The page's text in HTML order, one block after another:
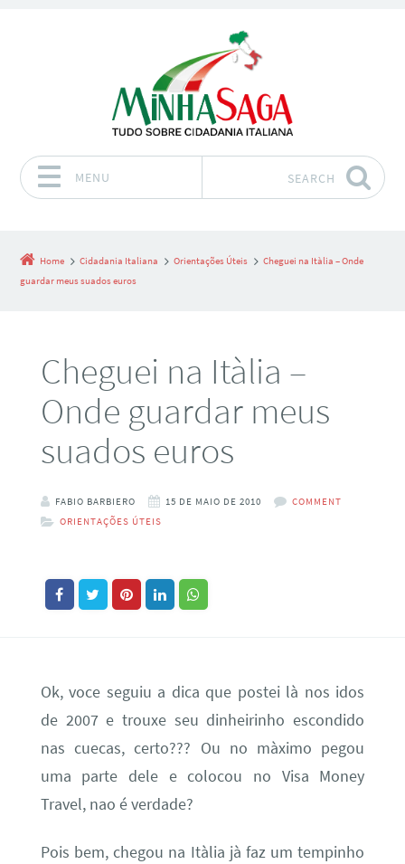
MENU SEARCH
Home Cidadania Italiana Orientações Úteis
Cheguei na Itàlia – Onde
guardar meus suados euros
Cheguei na Itàlia –
Onde guardar meus
suados euros
FABIO BARBIERO 15 DE MAIO DE 2010
COMMENT
ORIENTAÇÕES ÚTEIS
Ok, voce seguiu a dica que postei là nos idos
de 2007 e trouxe seu dinheirinho escondido
nas cuecas, certo??? Ou no màximo pegou
uma parte dele e colocou no Visa Money
Travel, nao é verdade?
Pois bem, chegou na Itàlia jà faz um tempinho